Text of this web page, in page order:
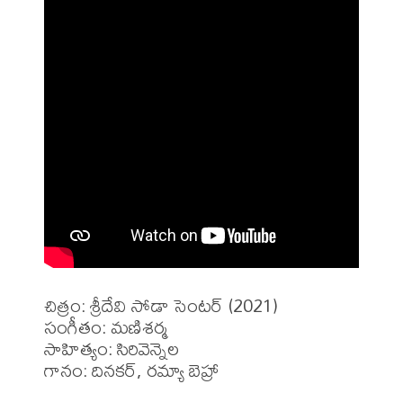
చిత్రం: శ్రీదేవి సోడా సెంటర్ (2021)
సంగీతం: మణిశర్మ
సాహిత్యం: సిరివెన్నెల
గానం: దినకర్, రమ్యా బెహ్రా